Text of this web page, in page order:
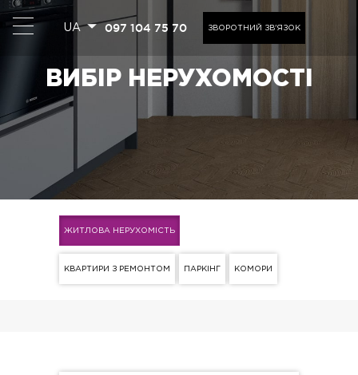
UA 097 104 75 70 ЗВОРОТНИЙ ЗВ'ЯЗОК
ВИБІР НЕРУХОМОСТІ
ЖИТЛОВА НЕРУХОМІСТЬ
КВАРТИРИ З РЕМОНТОМ ПАРКІНГ КОМОРИ